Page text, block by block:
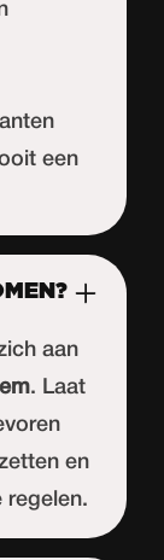
een
aan
. Laat
en
regelen.